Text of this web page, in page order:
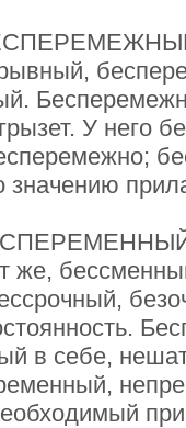
У него
значению
же,
в себе,